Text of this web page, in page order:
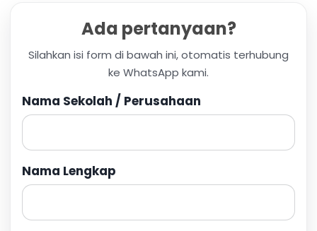
Ada pertanyaan?
Silahkan isi form di bawah ini, otomatis terhubung
ke WhatsApp kami.
Nama Sekolah / Perusahaan
Nama Lengkap